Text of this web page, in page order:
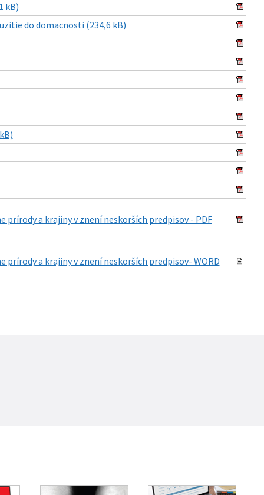
kB)
do domacnosti (234,6 kB)
prírody a krajiny v znení neskorších predpisov - PDF
prírody a krajiny v znení neskorších predpisov- WORD